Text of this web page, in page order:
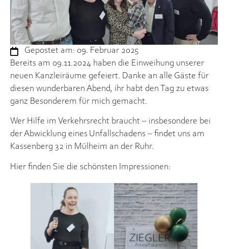
Gepostet am: 09. Februar 2025
Bereits am 09.11.2024 haben die Einweihung unserer
neuen Kanzleiräume gefeiert. Danke an alle Gäste für
diesen wunderbaren Abend, ihr habt den Tag zu etwas
ganz Besonderem für mich gemacht.
Wer Hilfe im Verkehrsrecht braucht – insbesondere bei
der Abwicklung eines Unfallschadens – findet uns am
Kassenberg 32 in Mülheim an der Ruhr.
Hier finden Sie die schönsten Impressionen: